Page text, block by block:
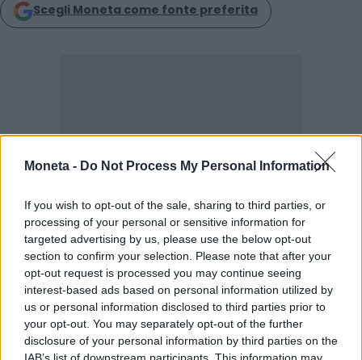
Moneta - Do Not Process My Personal Information
If you wish to opt-out of the sale, sharing to third parties, or
processing of your personal or sensitive information for
targeted advertising by us, please use the below opt-out
section to confirm your selection. Please note that after your
opt-out request is processed you may continue seeing
interest-based ads based on personal information utilized by
us or personal information disclosed to third parties prior to
your opt-out. You may separately opt-out of the further
disclosure of your personal information by third parties on the
Scegli Moneta come fonte preferita
LEGGI ANCHE